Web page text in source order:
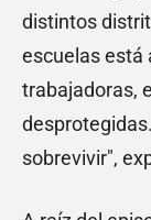
distintos
escuelas está
trabajadoras,
sobrevivir",